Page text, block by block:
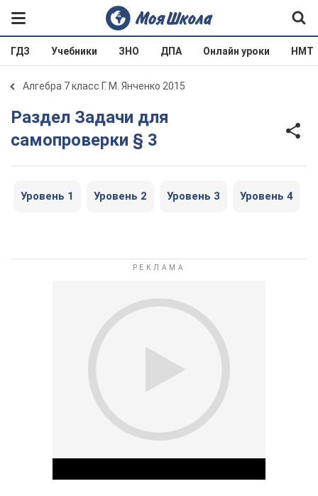
ГДЗ Учебники ЗНО ДПА Онлайн уроки НМТ
Алгебра 7 класс Г. М. Янченко 2015
Раздел Задачи для
самопроверки § 3
Уровень 1 Уровень 2 Уровень 3 Уровень 4